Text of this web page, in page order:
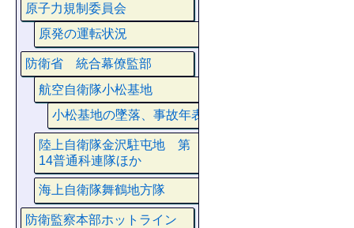
原子力規制委員会
原発の運転状況
防衛省 統合幕僚監部
航空自衛隊小松基地
小松基地の墜落、事故年表
陸上自衛隊金沢駐屯地 第
14普通科連隊ほか
海上自衛隊舞鶴地方隊
防衛監察本部ホットライン